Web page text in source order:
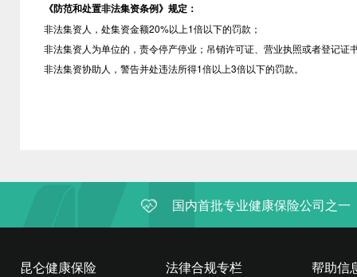
《防范和处置非法集资条例》规定：
非法集资人，处集资金额20%以上1倍以下的罚款；
非法集资人为单位的，责令停产停业；吊销许可证、营业执照或者登记
非法集资协助人，警告并处违法所得1倍以上3倍以下的罚款。
国内首批专业健康保险公司之一
昆仑健康保险 法律合规专栏 帮助信